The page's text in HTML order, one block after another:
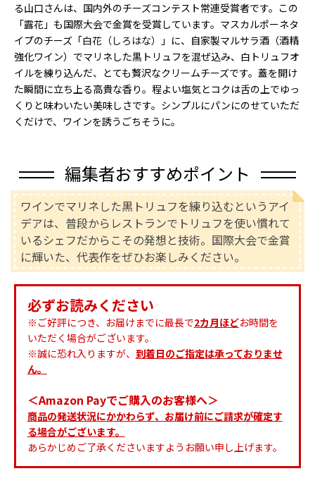
る山口さんは、国内外のチーズコンテスト常連受賞者です。この
「露花」も国際大会で金賞を受賞しています。マスカルポーネタ
イプのチーズ「白花（しろはな）
」に、自家製マルサラ酒（酒精
強化ワイン）でマリネした黒トリュフを混ぜ込み、白トリュフオ
イルを練り込んだ、とても贅沢なクリームチーズです。蓋を開け
た瞬間に立ち上る高貴な香り。程よい塩気とコクは舌の上でゆっ
くりと味わいたい美味しさです。シンプルにパンにのせていただ
くだけで、ワインを誘うごちそうに。
編集者おすすめポイント
ワインでマリネした黒トリュフを練り込むというアイ
デアは、普段からレストランでトリュフを使い慣れて
いるシェフだからこその発想と技術。国際大会で金賞
に輝いた、代表作をぜひお楽しみください。
必ずお読みください
※ご好評につき、お届けまでに最長で2カ月ほどお時間を
いただく場合がございます。
※誠に恐れ入りますが、 到着日のご指定は承っておりませ
ん。
＜Amazon Payでご購入のお客様へ＞
商品の発送状況にかかわらず、お届け前にご請求が確定す
る場合がございます。
あらかじめご了承くださいますようお願い申し上げます。